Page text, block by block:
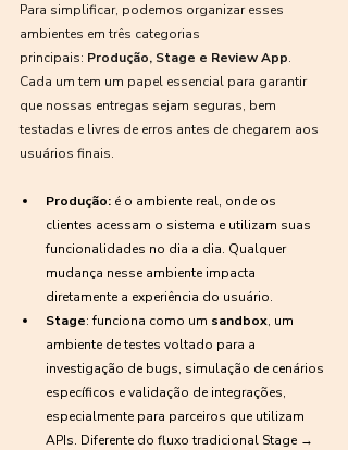
Para simplificar, podemos organizar esses
ambientes em três categorias
principais: Produção, Stage e Review App.
Cada um tem um papel essencial para garantir
que nossas entregas sejam seguras, bem
testadas e livres de erros antes de chegarem aos
usuários finais.
Produção: é o ambiente real, onde os
clientes acessam o sistema e utilizam suas
funcionalidades no dia a dia. Qualquer
mudança nesse ambiente impacta
diretamente a experiência do usuário.
Stage: funciona como um sandbox, um
ambiente de testes voltado para a
investigação de bugs, simulação de cenários
específicos e validação de integrações,
especialmente para parceiros que utilizam
APIs. Diferente do fluxo tradicional Stage →